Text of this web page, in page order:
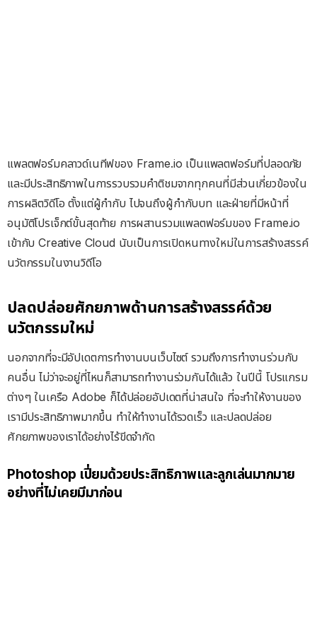
แพลตฟอร์มคลาวด์เนทีฟของ Frame.io เป็นแพลตฟอร์มที่ปลอดภัย
และมีประสิทธิภาพในการรวบรวมคำติชมจากทุกคนที่มีส่วนเกี่ยวข้องใน
การผลิตวิดีโอ ตั้งแต่ผู้กำกับ ไปจนถึงผู้กำกับบท และฝ่ายที่มีหน้าที่
อนุมัติโปรเจ็กต์ขั้นสุดท้าย การผสานรวมแพลตฟอร์มของ Frame.io
เข้ากับ Creative Cloud นับเป็นการเปิดหนทางใหม่ในการสร้างสรรค์
นวัตกรรมในงานวิดีโอ
ปลดปล่อยศักยภาพด้านการสร้างสรรค์ด้วย
นวัตกรรมใหม่
นอกจากที่จะมีอัปเดตการทำงานบนเว็บไซต์ รวมถึงการทำงานร่วมกับ
คนอื่น ไม่ว่าจะอยู่ที่ไหนก็สามารถทำงานร่วมกันได้แล้ว ในปีนี้ โปรแกรม
ต่างๆ ในเครือ Adobe ก็ได้ปล่อยอัปเดตที่น่าสนใจ ที่จะทำให้งานของ
เรามีประสิทธิภาพมากขึ้น ทำให้ทำงานได้รวดเร็ว และปลดปล่อย
ศักยภาพของเราได้อย่างไร้ขีดจำกัด
Photoshop เปี่ยมด้วยประสิทธิภาพและลูกเล่นมากมาย
อย่างที่ไม่เคยมีมาก่อน